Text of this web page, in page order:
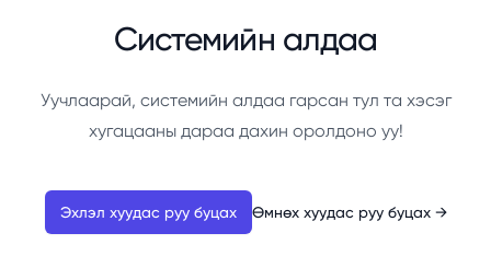
Системийн алдаа
Уучлаарай, системийн алдаа гарсан тул та хэсэг
хугацааны дараа дахин оролдоно уу!
Эхлэл хуудас руу буцах Өмнөх хуудас руу буцах →